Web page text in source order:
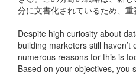
分に文書化されているため、重
Despite high curiosity about
building marketers still haven’t
numerous reasons for this is
Based on your objectives, you